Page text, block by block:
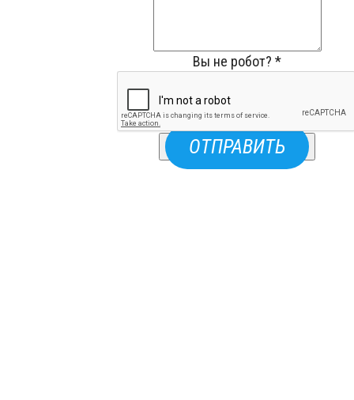
Вы не робот? *
ОТПРАВИТЬ